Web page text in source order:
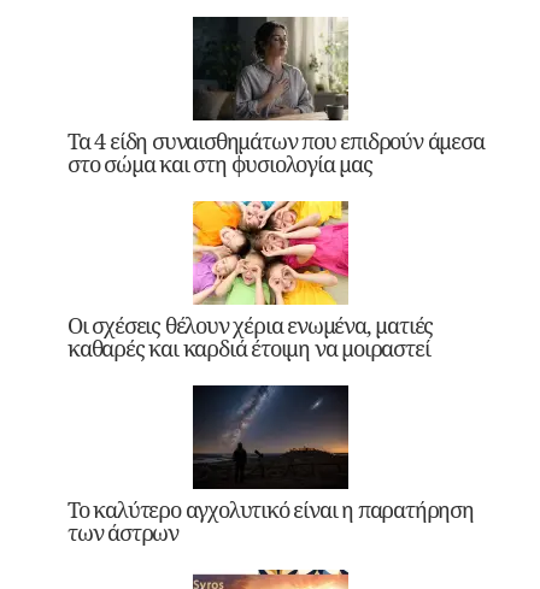
Τα 4 είδη συναισθημάτων που επιδρούν άμεσα
στο σώμα και στη φυσιολογία μας
Οι σχέσεις θέλουν χέρια ενωμένα, ματιές
καθαρές και καρδιά έτοιμη να μοιραστεί
Το καλύτερο αγχολυτικό είναι η παρατήρηση
των άστρων